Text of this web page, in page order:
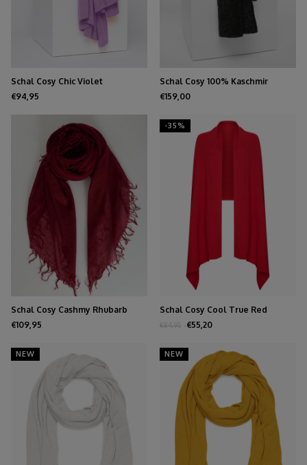
Schal Cosy Chic Violet
€94,95
Schal Cosy 100% Kaschmir
Charcoal
€159,00
Schal Cosy Cashmy Rhubarb
€109,95
-35%
Schal Cosy Cool True Red
€84,95 €55,20
NEW NEW